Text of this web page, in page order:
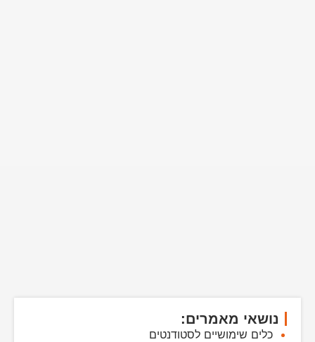
נושאי מאמרים:
כלים שימושיים לסטודנטים